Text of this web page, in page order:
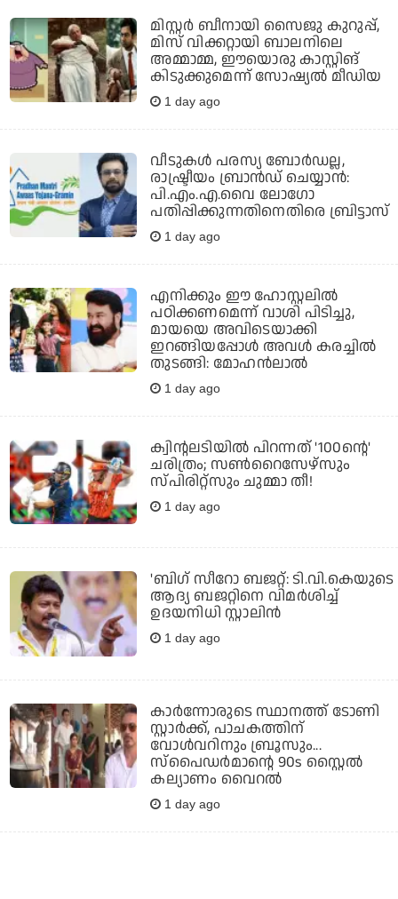
മിസ്റ്റര്‍ ബീനായി സൈജു കുറുപ്പ്,
മിസ് വിക്കറ്റായി ബാലനിലെ
അമ്മാമ്മ, ഈയൊരു കാസ്റ്റിങ്
കിടുക്കുമെന്ന് സോഷ്യല്‍ മീഡിയ
1 day ago
വീടുകൾ പരസ്യ ബോർഡല്ല,
രാഷ്ട്രീയം ബ്രാൻഡ് ചെയ്യാൻ:
പി.എം.എ.വൈ ലോ​ഗോ
പതിപ്പിക്കുന്നതിനെതിരെ ബ്രിട്ടാസ്
1 day ago
എനിക്കും ഈ ഹോസ്റ്റലില്‍
പഠിക്കണമെന്ന് വാശി പിടിച്ചു,
മായയെ അവിടെയാക്കി
ഇറങ്ങിയപ്പോള്‍ അവള്‍ കരച്ചില്‍
തുടങ്ങി: മോഹന്‍ലാല്‍
1 day ago
ക്വിന്റലടിയില്‍ പിറന്നത് '100ന്റെ'
ചരിത്രം; സണ്‍റൈസേഴ്‌സും
സ്പിരിറ്റ്‌സും ചുമ്മാ തീ!
1 day ago
'ബിഗ് സീറോ ബജറ്റ്: ടി.വി.കെയുടെ
ആദ്യ ബജറ്റിനെ വിമര്‍ശിച്ച്
ഉദയനിധി സ്റ്റാലിന്‍
1 day ago
കാര്‍ന്നോരുടെ സ്ഥാനത്ത് ടോണി
സ്റ്റാര്‍ക്ക്, പാചകത്തിന്
വോള്‍വറിനും ബ്രൂസും...
സ്‌പൈഡര്‍മാന്റെ 90s സ്റ്റൈല്‍
കല്യാണം വൈറല്‍
1 day ago